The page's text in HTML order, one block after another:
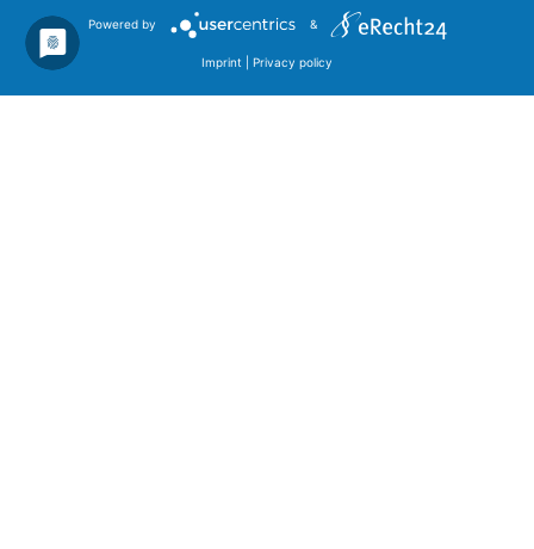
Powered by &
Imprint Privacy policy